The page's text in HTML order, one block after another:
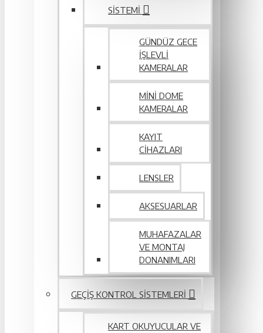
SISTEMI
GÜNDÜZ GECE
İŞLEVLI
KAMERALAR
MINI DOME
KAMERALAR
KAYIT
CIHAZLARI
LENSLER
AKSESUARLAR
MUHAFAZALAR
VE MONTAJ
DONANIMLARI
GEÇIŞ KONTROL SISTEMLERI
KART OKUYUCULAR VE